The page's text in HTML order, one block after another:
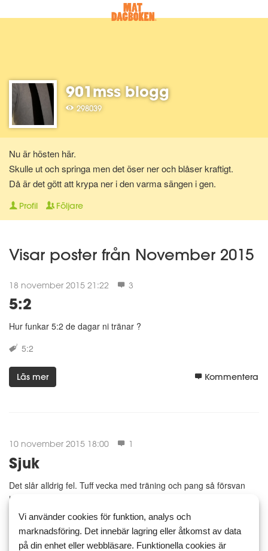
901mss blogg
298039
Nu är hösten här.
Skulle ut och springa men det öser ner och blåser kraftigt.
Då är det gött att krypa ner i den varma sängen i gen.
Profil Följare
Visar poster från November 2015
18 november 2015 21:22 3
5:2
Hur funkar 5:2 de dagar ni tränar ?
5:2
Läs mer Kommentera
10 november 2015 18:00 1
Sjuk
Det slår alldrig fel. Tuff vecka med träning och pang så försvan
immunförsvaret och nu ligger man med feber =(
Läs mer Kommentera
Vi använder cookies för funktion, analys och
marknadsföring. Det innebär lagring eller åtkomst av data
på din enhet eller webbläsare. Funktionella cookies är